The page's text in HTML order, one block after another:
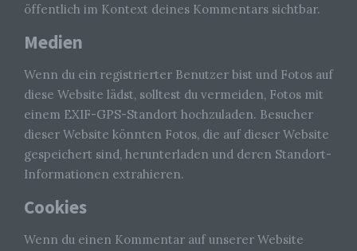
öffentlich im Kontext deines Kommentars sichtbar.
Medien
Wenn du ein registrierter Benutzer bist und Fotos auf
diese Website lädst, solltest du vermeiden, Fotos mit
einem EXIF-GPS-Standort hochzuladen. Besucher
dieser Website könnten Fotos, die auf dieser Website
gespeichert sind, herunterladen und deren Standort-
Informationen extrahieren.
Cookies
Wenn du einen Kommentar auf unserer Website